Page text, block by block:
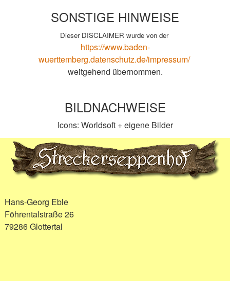
SONSTIGE HINWEISE
Dieser DISCLAIMER wurde von der
https://www.baden-
wuerttemberg.datenschutz.de/impressum/
weitgehend übernommen.
BILDNACHWEISE
Icons: Worldsoft + eigene Bilder
Hans-Georg Eble
Föhrentalstraße 26
79286 Glottertal